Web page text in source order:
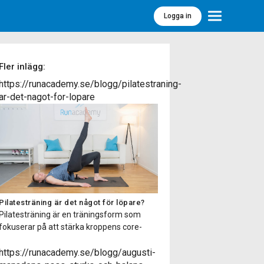
Logga in Meny
Fler inlägg:
runacademy.se/blogg/pilatestraning-
det-nagot-for-lopare
Pilatesträning är det något för löpare?
Pilatesträning är en träningsform som
på att stärka kroppens core-
och hållningen samt öka
runacademy.se/blogg/augusti-